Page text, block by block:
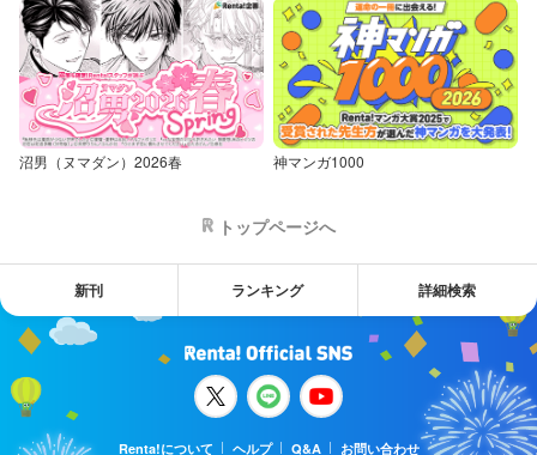
沼男（ヌマダン）2026春 神マンガ1000
トップページへ
新刊 ランキング 詳細検索
Renta!について ヘルプ Q&A お問い合わせ